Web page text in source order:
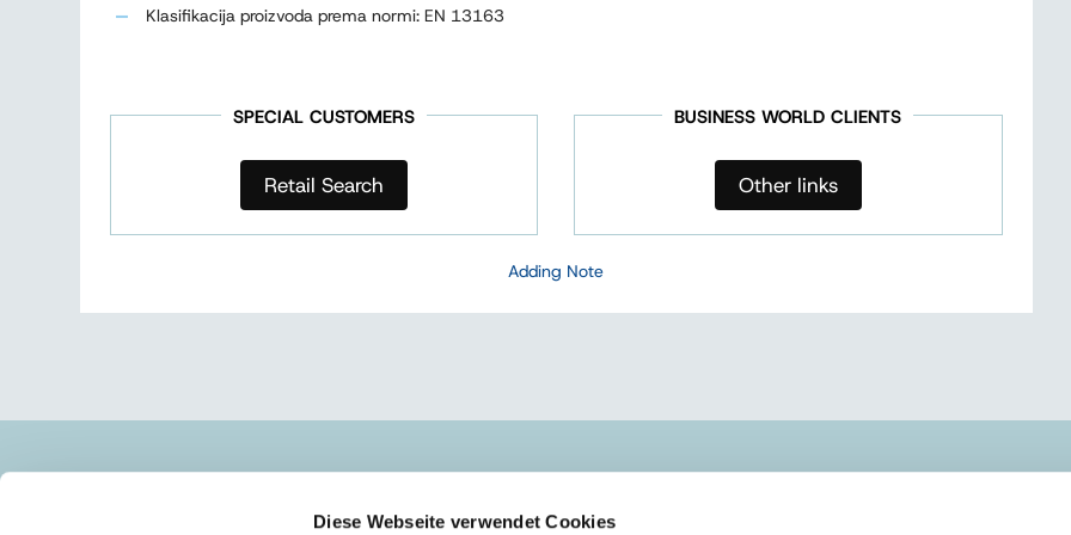
Diese Webseite verwendet Cookies
Klasifikacija proizvoda prema normi: EN 13163
SPECIAL CUSTOMERS
Retail Search
BUSINESS WORLD CLIENTS
Other links
Adding Note